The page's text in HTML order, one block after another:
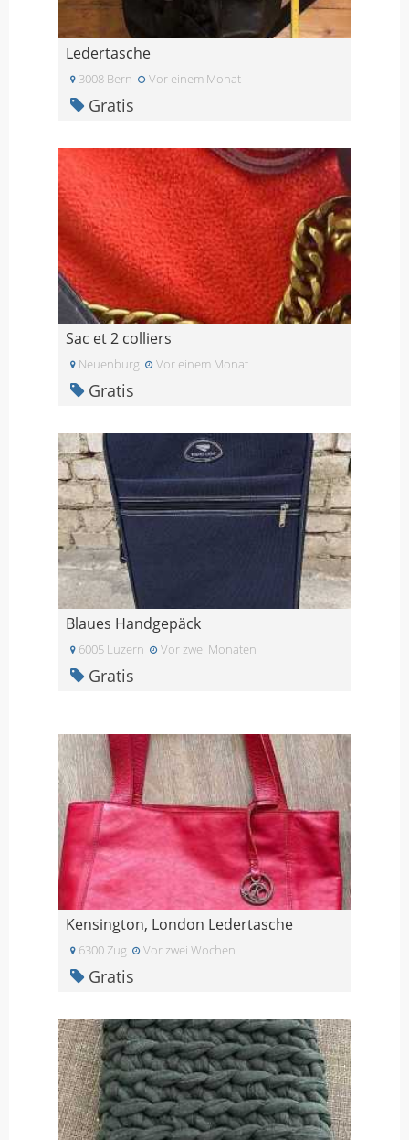
Ledertasche
3008 Bern Vor einem Monat
Gratis
Sac et 2 colliers
Neuenburg Vor einem Monat
Gratis
Blaues Handgepäck
6005 Luzern Vor zwei Monaten
Gratis
Kensington, London Ledertasche
6300 Zug Vor zwei Wochen
Gratis